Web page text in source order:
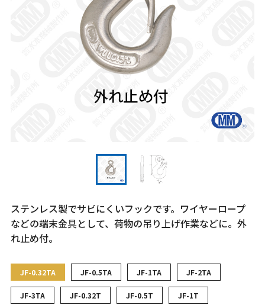
ステンレス製でサビにくいフックです。ワイヤーロープ
などの端末金具として、荷物の吊り上げ作業などに。外
れ止め付。
JF-0.32TA JF-0.5TA JF-1TA JF-2TA
JF-3TA JF-0.32T JF-0.5T JF-1T